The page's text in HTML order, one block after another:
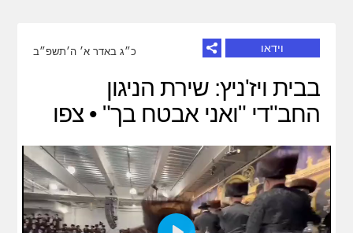
וידאו כ״ג באדר א׳ ה׳תשפ״ב
בבית ויז'ניץ: שירת הניגון
החב"די "ואני אבטח בך" • צפו